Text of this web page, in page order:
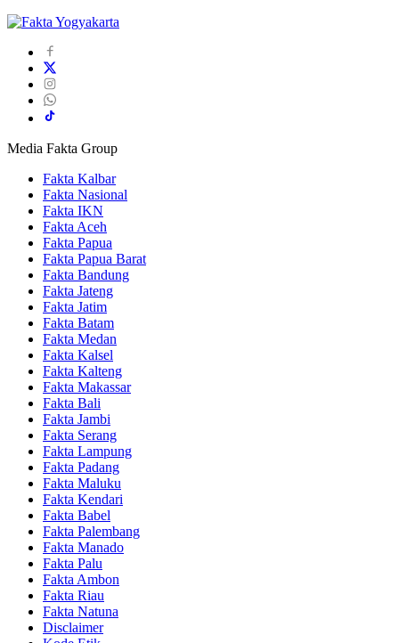
Media Fakta Group
Fakta Kalbar
Fakta Nasional
Fakta IKN
Fakta Aceh
Fakta Papua
Fakta Papua Barat
Fakta Bandung
Fakta Jateng
Fakta Jatim
Fakta Batam
Fakta Medan
Fakta Kalsel
Fakta Kalteng
Fakta Makassar
Fakta Bali
Fakta Jambi
Fakta Serang
Fakta Lampung
Fakta Padang
Fakta Maluku
Fakta Kendari
Fakta Babel
Fakta Palembang
Fakta Manado
Fakta Palu
Fakta Ambon
Fakta Riau
Fakta Natuna
Disclaimer